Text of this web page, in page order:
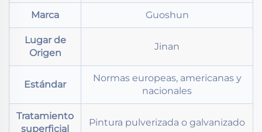
Marca Guoshun
Lugar de
Origen
Jinan
Estándar
Normas europeas, americanas y
nacionales
Tratamiento
superficial
Pintura pulverizada o galvanizado